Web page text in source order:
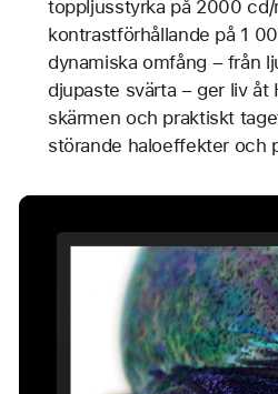
toppljusstyrka på 2000 cd/
kontrastförhållande på 1
dynamiska omfång – från
djupaste svärta – ger liv åt
skärmen och praktiskt
störande haloeffekter och